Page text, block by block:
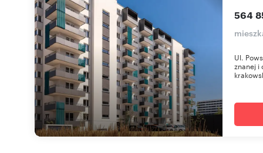
564
Ul.
znanej i